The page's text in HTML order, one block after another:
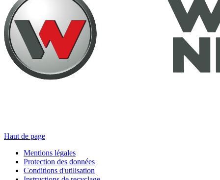
Haut de page
Mentions légales
Protection des données
Conditions d'utilisation